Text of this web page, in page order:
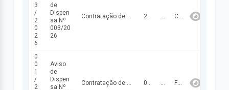
3
/
2
0
2
6
de
Dispen
sa Nº
003/20
26
Contratação de empresa para reforma de unidade escolares da zona urbana e rural do Município de Santo Antônio dos Milagres – PI. 25/02/2026 130.770,97 CANCELADA
0
0
1
/
2
Aviso
de
Dispen
sa Nº
Contratação de empresa para prestação de serviços de realização de jornada pedagógica para Secretaria Municipal de Educação de Santo Antônio dos Milagres - PI. 05/02/2026 40.000,00 FINALIZADA